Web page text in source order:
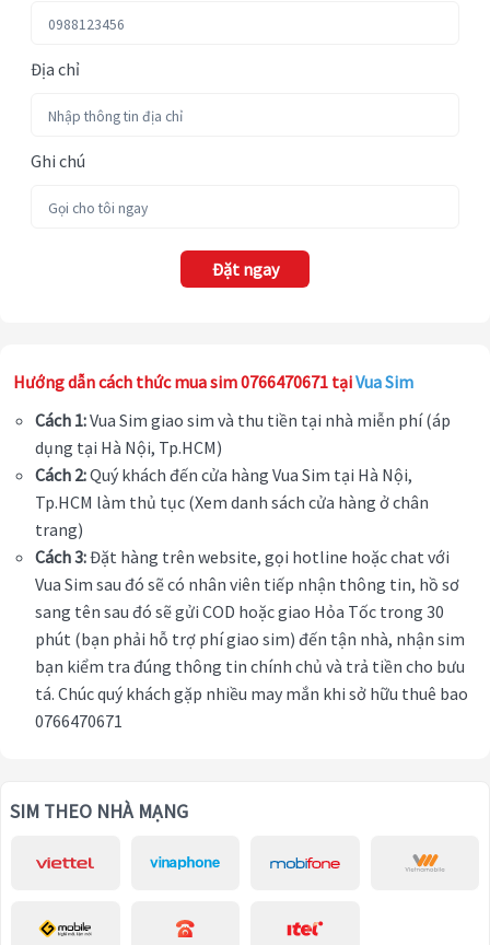
Địa chỉ
Ghi chú
Đặt ngay
Hướng dẫn cách thức mua sim 0766470671 tạiVua Sim
Cách 1:Vua Sim giao sim và thu tiền tại nhà miễn phí (áp
dụng tại Hà Nội, Tp.HCM)
Cách 2:Quý khách đến cửa hàng Vua Sim tại Hà Nội,
Tp.HCM làm thủ tục (Xem danh sách cửa hàng ở chân
trang)
Cách 3:Đặt hàng trên website, gọi hotline hoặc chat với
Vua Sim sau đó sẽ có nhân viên tiếp nhận thông tin, hồ sơ
sang tên sau đó sẽ gửi COD hoặc giao Hỏa Tốc trong 30
phút (bạn phải hỗ trợ phí giao sim) đến tận nhà, nhận sim
bạn kiểm tra đúng thông tin chính chủ và trả tiền cho bưu
tá. Chúc quý khách gặp nhiều may mắn khi sở hữu thuê bao
0766470671
SIM THEO NHÀ MẠNG